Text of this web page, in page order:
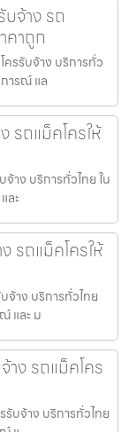
จ้าง รถ
คาถูก
ครรับจ้าง บริการทั่ว
ารณ์ แล
รถแม็คโครให้
จ้าง บริการทั่วไทย ใน
ละ
รถแม็คโครให้
จ้าง บริการทั่วไทย
และ ม
าง รถแม็คโคร
รับจ้าง บริการทั่วไทย